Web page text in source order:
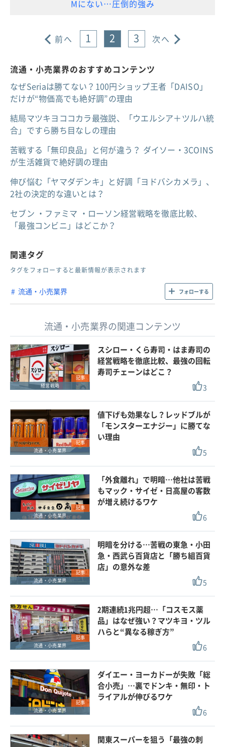
Mにない…圧倒的強み
前へ 1 2 3 次へ
流通・小売業界のおすすめコンテンツ
なぜSeriaは勝てない？100円ショップ王者「DAISO」
だけが“物価高でも絶好調”の理由
結局マツキヨココカラ最強説、「ウエルシア＋ツルハ統
合」ですら勝ち目なしの理由
苦戦する「無印良品」と何が違う？ ダイソー・3COINS
が生活雑貨で絶好調の理由
伸び悩む「ヤマダデンキ」と好調「ヨドバシカメラ」、
2社の決定的な違いとは？
セブン ・ファミマ ・ローソン経営戦略を徹底比較、
「最強コンビニ」はどこか？
関連タグ
タグをフォローすると最新情報が表示されます
流通・小売業界 フォローする
流通・小売業界の関連コンテンツ
記事
経営戦略
スシロー・くら寿司・はま寿司の
経営戦略を徹底比較、最強の回転
寿司チェーンはどこ？
3
記事
流通・小売業界
値下げも効果なし？レッドブルが
「モンスターエナジー」に勝てな
い理由
5
記事
流通・小売業界
「外食離れ」で明暗…他社は苦戦
もマック・サイゼ・日高屋の客数
が増え続けるワケ
6
記事
流通・小売業界
明暗を分ける…苦戦の東急・小田
急・西武ら百貨店と「勝ち組百貨
店」の意外な差
5
記事
流通・小売業界
2期連続1兆円超…「コスモス薬
品」はなぜ強い？マツキヨ・ツル
ハらと“異なる稼ぎ方”
6
記事
流通・小売業界
ダイエー・ヨーカドーが失敗「総
合小売」…裏でドンキ・無印・ト
ライアルが伸びるワケ
6
関東スーパーを狙う「最強の刺